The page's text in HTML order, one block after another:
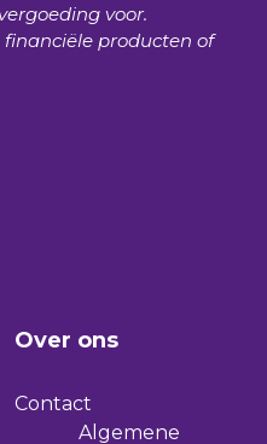
voor.
producten of
Over ons
Contact
Algemene